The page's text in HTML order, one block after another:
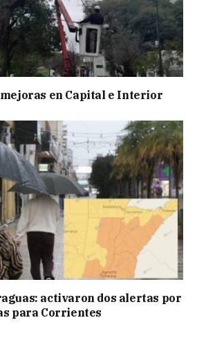
en Capital e Interior
activaron dos alertas por
para Corrientes